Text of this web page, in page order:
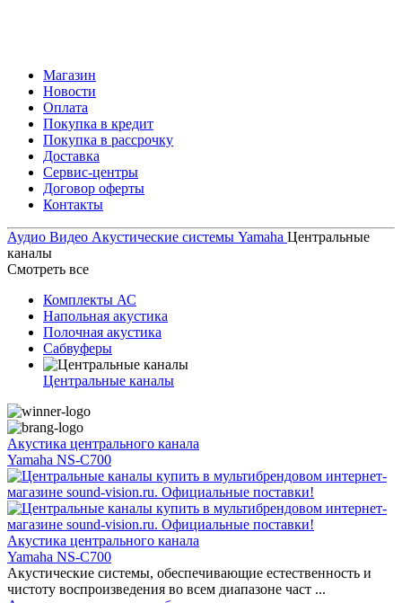
Магазин
Новости
Оплата
Покупка в кредит
Покупка в рассрочку
Доставка
Сервис-центры
Договор оферты
Контакты
Аудио Видео Акустические системы Yamaha Центральные
каналы
Смотреть все
Комплекты АС
Напольная акустика
Полочная акустика
Сабвуферы
Центральные каналы
Акустика центрального канала
Yamaha NS-С700
Акустика центрального канала
Yamaha NS-С700
Акустические системы, обеспечивающие естественность и
чистоту воспроизведения во всем диапазоне част ...